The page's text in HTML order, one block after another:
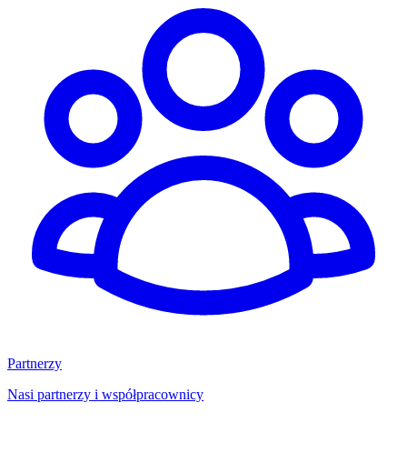
Partnerzy
Nasi partnerzy i współpracownicy